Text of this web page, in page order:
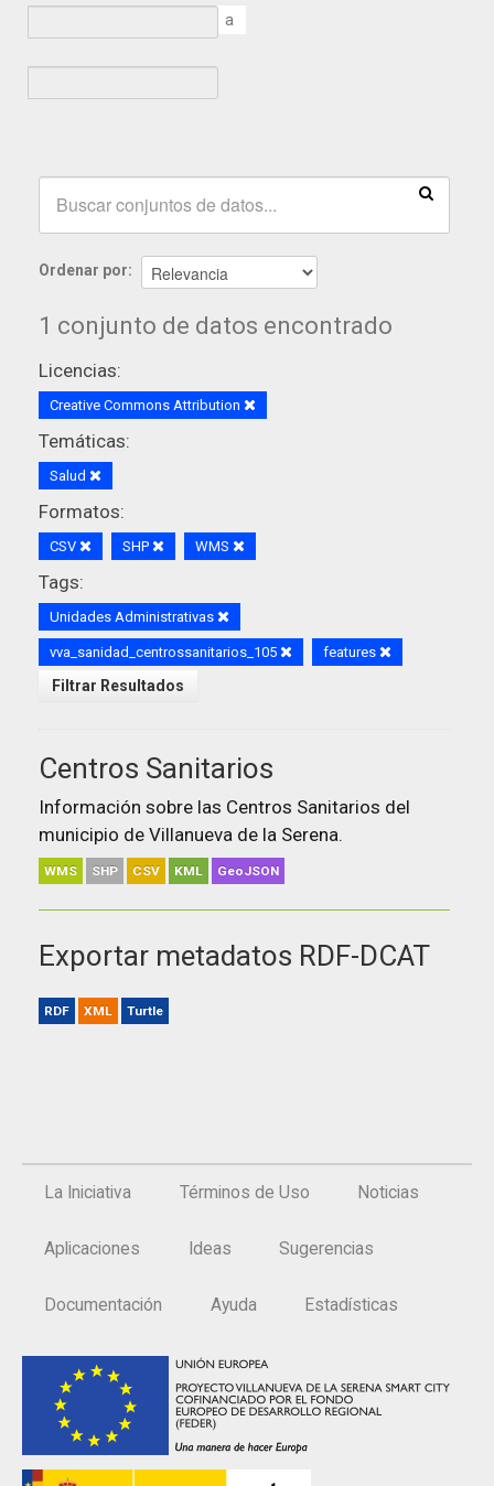
a
Ordenar por
1 conjunto de datos encontrado
Licencias:
Creative Commons Attribution
Temáticas:
Salud
Formatos:
CSV SHP WMS
Tags:
Unidades Administrativas
vva_sanidad_centrossanitarios_105 features
Filtrar Resultados
Centros Sanitarios
Información sobre las Centros Sanitarios del
municipio de Villanueva de la Serena.
WMS SHP CSV KML GeoJSON
Exportar metadatos RDF-DCAT
RDF XML Turtle
La Iniciativa Términos de Uso Noticias
Aplicaciones Ideas Sugerencias
Documentación Ayuda Estadísticas